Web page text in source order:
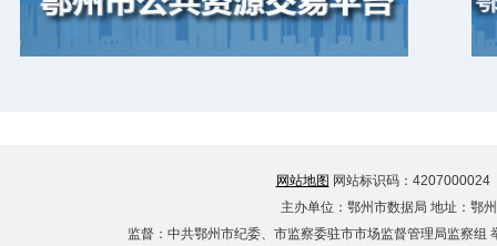
网站地图 网站标识码：
主办单位：鄂州市数据局 地址：鄂
监督：中共鄂州市纪委、市监察委驻市市场监督管理局监察